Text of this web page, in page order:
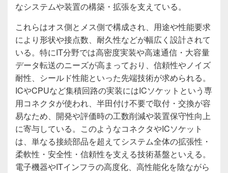
なシステムや装置の構築・拡張を支えている。
これらはオス側とメス側で構成され、用途や性能要求
により形状や接点数、耐久性などが幅広く設計されて
いる。特にIT分野では高密度実装や高速通信・大容量
データ転送のニーズが高まっており、信頼性やノイズ
耐性、シールド性能といった先端技術が求められる。
ICやCPUなど集積回路の実装にはICソケットという専
用コネクタが使われ、半田付け不要で取付・交換が容
易なため、開発や評価時の工数削減や装置保守性向上
に寄与している。このようなコネクタやICソケット
は、単なる接続部品を超えてシステム全体の拡張性・
柔軟性・安全性・信頼性を支える技術基盤といえる。
電子機器やITインフラの高度化、高性能化を陰ながら